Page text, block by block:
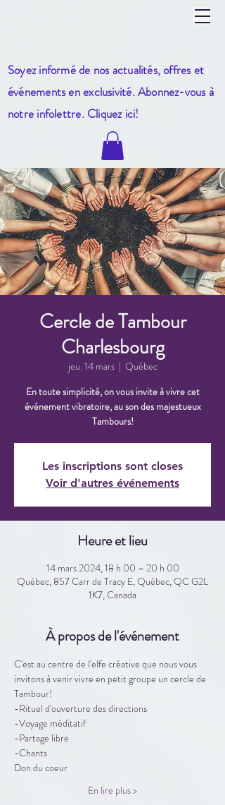
Soyez informé de nos actualités, offres et
événements en exclusivité. Abonnez-vous à
notre infolettre. Cliquez ici!
Cercle de Tambour
Charlesbourg
jeu. 14 mars
  |
Québec
En toute simplicité, on vous invite à vivre cet
événement vibratoire, au son des majestueux
Tambours!
Les inscriptions sont closes
Voir d'autres événements
Heure et lieu
14 mars 2024, 18 h 00 – 20 h 00
Québec, 857 Carr de Tracy E, Québec, QC G2L
1K7, Canada
À propos de l'événement
C'est au centre de l'elfe créative que nous vous
invitons à venir vivre en petit groupe un cercle de
Tambour!
-Rituel d'ouverture des directions
-Voyage méditatif
-Partage libre
-Chants
Don du coeur
En lire plus >